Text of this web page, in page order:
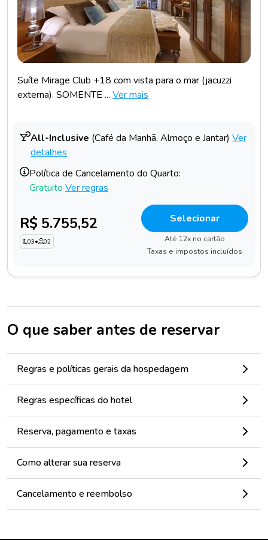
Suíte Mirage Club +18 com vista para o mar (jacuzzi
externa). SOMENTE ... Ver mais
All-Inclusive (Café da Manhã, Almoço e Jantar) Ver
detalhes
Política de Cancelamento do Quarto:
Gratuito Ver regras
R$ 5.755,52
03• 02
Selecionar
Até 12x no cartão
Taxas e impostos incluídos
O que saber antes de reservar
Regras e políticas gerais da hospedagem
Regras específicas do hotel
Reserva, pagamento e taxas
Como alterar sua reserva
Cancelamento e reembolso